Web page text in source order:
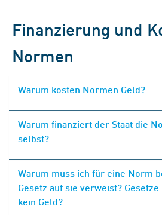
Finanzierung und
Normen
Warum kosten Normen Geld?
Warum finanziert der Staat die
selbst?
Warum muss ich für eine Norm
Gesetz auf sie verweist?
kein Geld?